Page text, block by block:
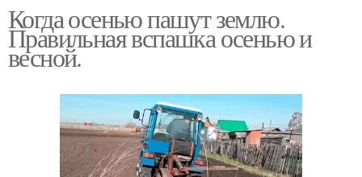
Когда осенью пашут землю.
Правильная вспашка осенью и
весной.